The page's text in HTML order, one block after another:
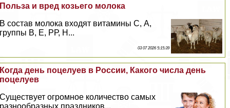
Польза и вред козьего молока
В состав молока входят витамины С, А,
группы В, Е, РР, Н...
03 07 2026 5:15:39
Когда день поцелуев в России, Какого числа день
поцелуев
Существует огромное количество самых